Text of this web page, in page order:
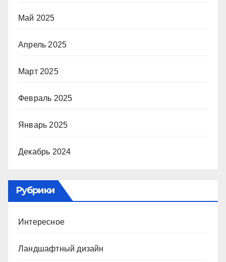
Май 2025
Апрель 2025
Март 2025
Февраль 2025
Январь 2025
Декабрь 2024
Рубрики
Интересное
Ландшафтный дизайн